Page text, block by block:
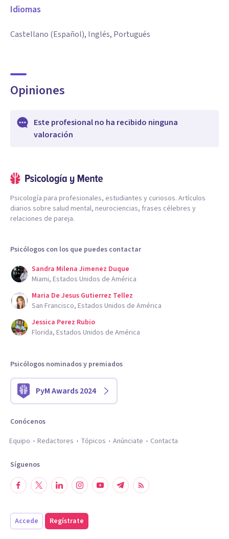
Idiomas
Castellano (Español), Inglés, Portugués
Opiniones
Este profesional no ha recibido ninguna
valoración
Psicología para profesionales, estudiantes y curiosos. Artículos
diarios sobre salud mental, neurociencias, frases célebres y
relaciones de pareja.
Psicólogos con los que puedes contactar
Sandra Milena Jimenez Duque
Miami, Estados Unidos de América
Maria De Jesus Gutierrez Tellez
San Francisco, Estados Unidos de América
Jessica Perez Rubio
Florida, Estados Unidos de América
Psicólogos nominados y premiados
PyM Awards 2024
Conócenos
Equipo
Redactores Tópicos Anúnciate Contacta
Síguenos
Accede Regístrate